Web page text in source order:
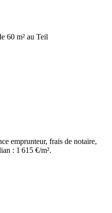
60 m² au Teil
emprunteur, frais de notaire,
: 1 615 €/m².